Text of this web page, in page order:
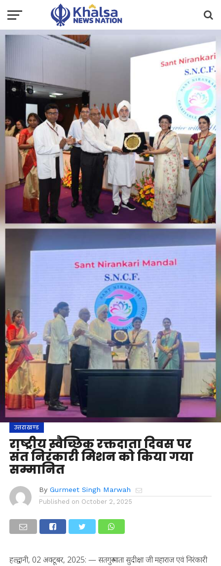
उत्तराखण्ड
राष्ट्रीय स्वैच्छिक रक्तदाता दिवस पर
संत निरंकारी मिशन को किया गया
सम्मानित
By Gurmeet Singh Marwah
Published on October 2, 2025
हल्द्वानी, 02 अक्टूबर, 2025: — सतगुरु माता सुदीक्षा जी महाराज एवं निरंकारी